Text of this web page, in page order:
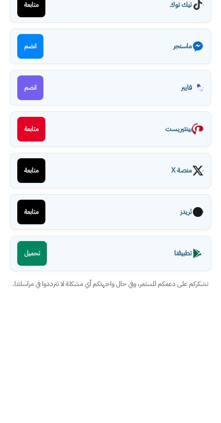
تيك توك متابعة
ماسنجر انضم
فايبر انضم
بينتيريست متابعة
منصة X متابعة
ثريدز متابعة
تطبيقنا تحميل
نشكركم على دعمكم المستمر، وفي حال واجهتكم أي مشكلة لا تترددوا في مراسلتنا.